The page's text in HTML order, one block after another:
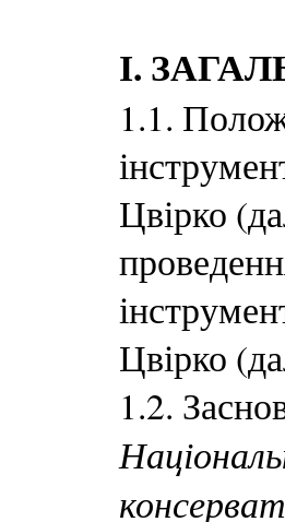
І.
1.1.
Цвірко
Цвірко
1.2.